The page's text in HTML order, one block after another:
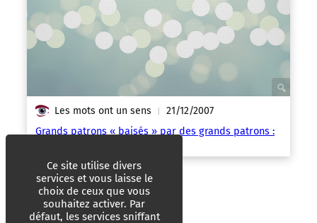
Les mots ont un sens | 21/12/2007
Grands patrons « baisés » par des grands patrons :
Ce site utilise divers
services et vous laisse le
choix de ceux que vous
souhaitez activer. Par
défaut, les services sniffant